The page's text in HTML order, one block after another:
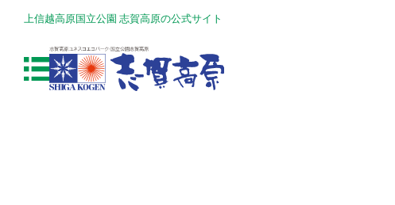
上信越高原国立公園 志賀高原の公式サイト